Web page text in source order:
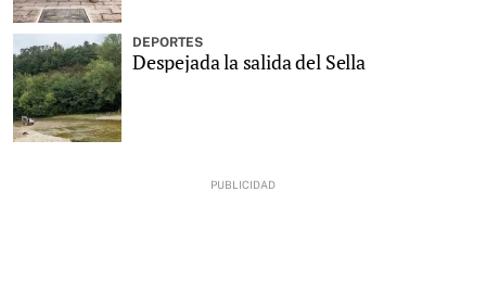
DEPORTES
Despejada la salida del Sella